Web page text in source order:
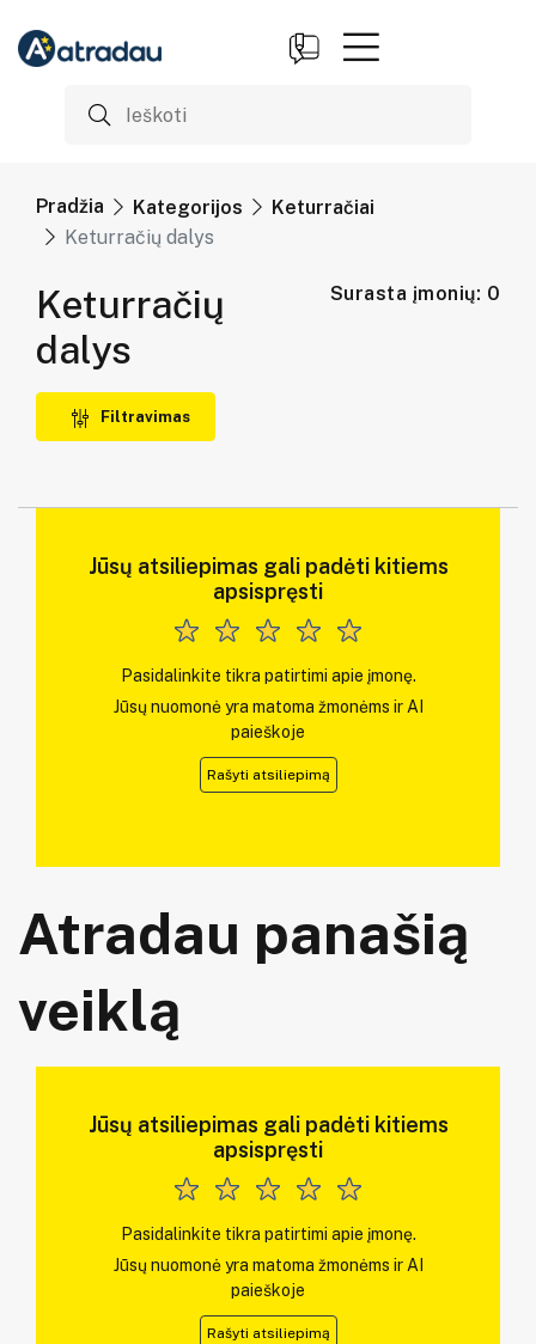
Pradžia Kategorijos
Keturračiai
Keturračių dalys
Keturračių
dalys
Surasta įmonių: 0
Filtravimas
Jūsų atsiliepimas gali padėti kitiems
apsispręsti
Pasidalinkite tikra patirtimi apie įmonę.
Jūsų nuomonė yra matoma žmonėms ir AI
paieškoje
Rašyti atsiliepimą
Atradau panašią
veiklą
Jūsų atsiliepimas gali padėti kitiems
apsispręsti
Pasidalinkite tikra patirtimi apie įmonę.
Jūsų nuomonė yra matoma žmonėms ir AI
paieškoje
Rašyti atsiliepimą